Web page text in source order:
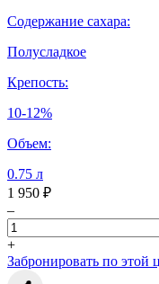
Содержание сахара:
Полусладкое
Крепость:
10-12%
Объем:
0.75 л
1 950 ₽
–
+
Забронировать по этой